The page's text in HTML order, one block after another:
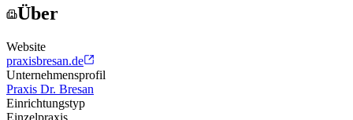
Über
Website
praxisbresan.de
Unternehmensprofil
Praxis Dr. Bresan
Einrichtungstyp
Einzelpraxis